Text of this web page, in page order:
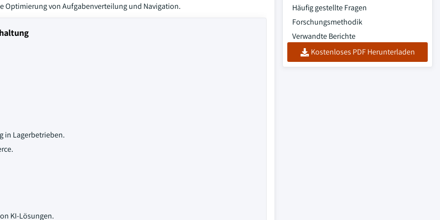
Optimierung von Aufgabenverteilung und Navigation.
in Lagerbetrieben.
KI-Lösungen.
Häufig gestellte Fragen
Forschungsmethodik
Verwandte Berichte
Kostenloses PDF Herunterladen